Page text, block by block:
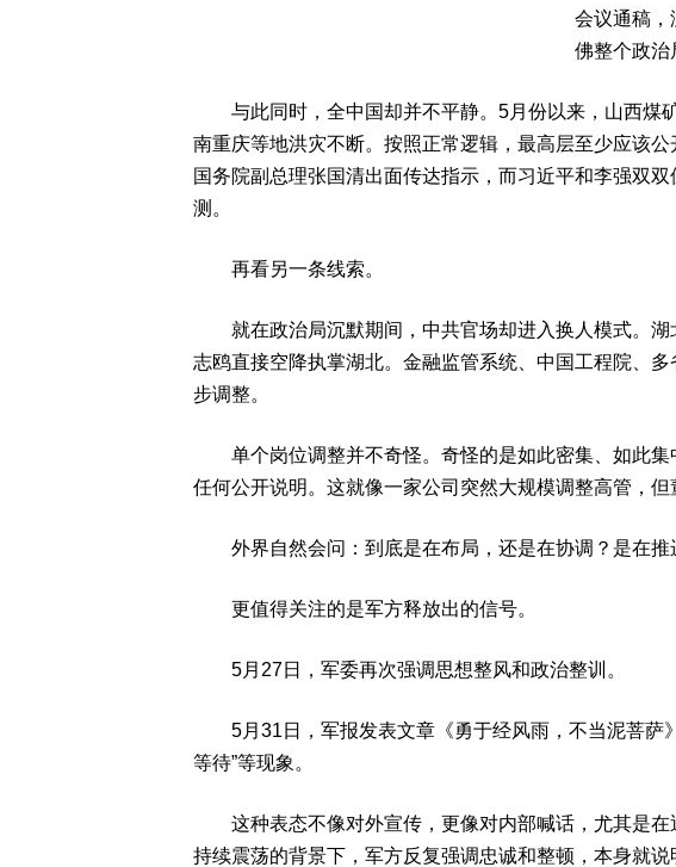
会议通稿，
佛整个政治
与此同时，全中国却并不平静。5月份以来，山西煤
南重庆等地洪灾不断。按照正常逻辑，最高层至少应该
国务院副总理张国清出面传达指示，而习近平和李强双
测。
再看另一条线索。
就在政治局沉默期间，中共官场却进入换人模式。湖
志鸥直接空降执掌湖北。金融监管系统、中国工程院、
步调整。
单个岗位调整并不奇怪。奇怪的是如此密集、如此集
任何公开说明。这就像一家公司突然大规模调整高管，但
外界自然会问：到底是在布局，还是在协调？是在推
更值得关注的是军方释放出的信号。
5月27日，军委再次强调思想整风和政治整训。
5月31日，军报发表文章《勇于经风雨，不当泥菩萨》
等待”等现象。
这种表态不像对外宣传，更像对内部喊话，尤其是在
持续震荡的背景下，军方反复强调忠诚和整顿，本身就说